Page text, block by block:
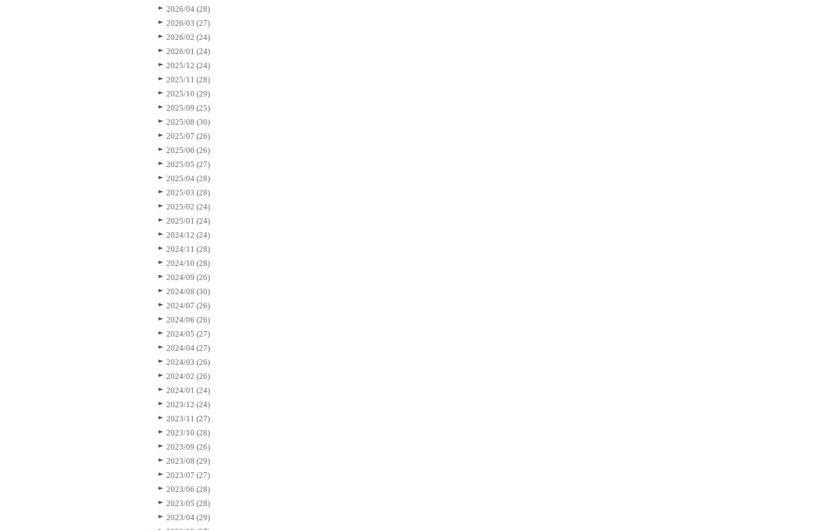
2026/04 (28)
2026/03 (27)
2026/02 (24)
2026/01 (24)
2025/12 (24)
2025/11 (28)
2025/10 (29)
2025/09 (25)
2025/08 (30)
2025/07 (26)
2025/06 (26)
2025/05 (27)
2025/04 (28)
2025/03 (28)
2025/02 (24)
2025/01 (24)
2024/12 (24)
2024/11 (28)
2024/10 (28)
2024/09 (26)
2024/08 (30)
2024/07 (26)
2024/06 (26)
2024/05 (27)
2024/04 (27)
2024/03 (26)
2024/02 (26)
2024/01 (24)
2023/12 (24)
2023/11 (27)
2023/10 (28)
2023/09 (26)
2023/08 (29)
2023/07 (27)
2023/06 (28)
2023/05 (28)
2023/04 (29)